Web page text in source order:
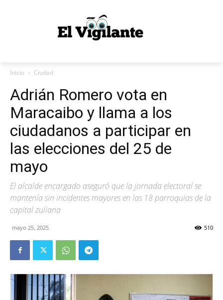
Inicio Ciudad
Adrián Romero vota en
Maracaibo y llama a los
ciudadanos a participar en
las elecciones del 25 de
mayo
El alcalde encargado aseguró que la jornada electoral se
mantenía sin incidentes mayores en las 18 parroquias de la
capital zuliana
mayo 25, 2025 510